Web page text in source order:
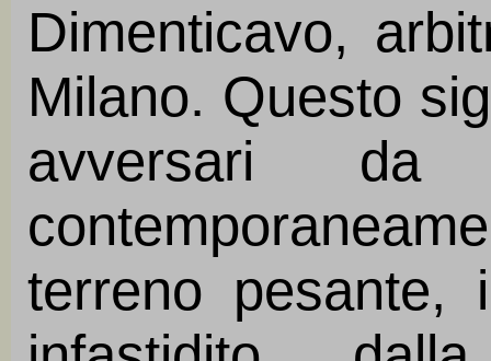
Dimenticavo,
Milano. Questo
avversari
terreno pesante,